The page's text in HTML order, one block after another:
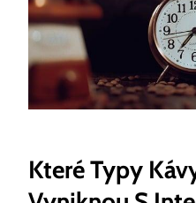
Které Typy